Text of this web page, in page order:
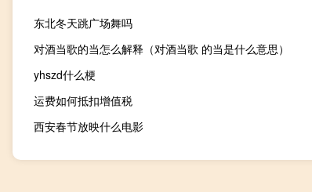
东北冬天跳广场舞吗
对酒当歌的当怎么解释（对酒当歌 的当是什么意思）
yhszd什么梗
运费如何抵扣增值税
西安春节放映什么电影